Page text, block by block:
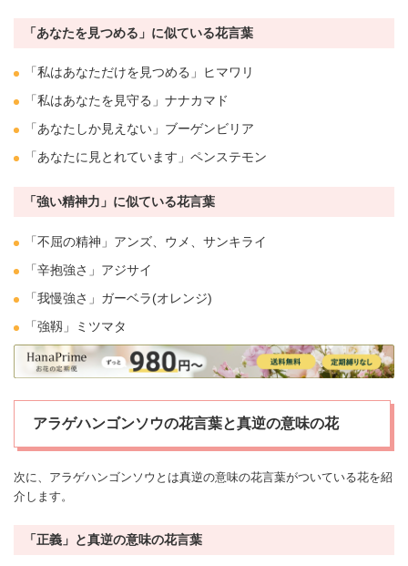
「あなたを見つめる」に似ている花言葉
「私はあなただけを見つめる」
ヒマワリ
「私はあなたを見守る」ナナカマド
「あなたしか見えない」 ブーゲンビリア
「あなたに見とれています」 ペンステモン
「強い精神力」に似ている花言葉
「不屈の精神」アンズ、 ウメ
サンキライ
「辛抱強さ」 アジサイ
「我慢強さ」 ガーベラ(オレンジ)
「強靱」
ミツマタ
アラゲハンゴンソウの花言葉と真逆の意味の花
次に、アラゲハンゴンソウとは真逆の意味の花言葉がついている花を紹
介します。
「正義」と真逆の意味の花言葉